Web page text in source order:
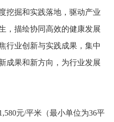
挖掘和实践落地，驱动产业
，描绘协同高效的健康发展
行业创新与实践成果，集中
成果和新方向，为行业发展
元/平米（最小单位为36平